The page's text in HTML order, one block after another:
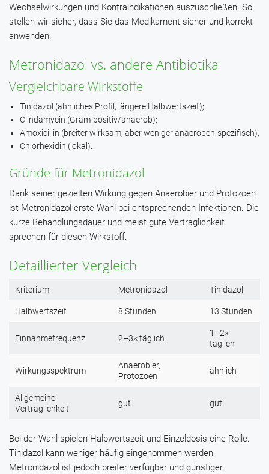
Wechselwirkungen und Kontraindikationen auszuschließen. So
stellen wir sicher, dass Sie das Medikament sicher und korrekt
anwenden.
Metronidazol vs. andere Antibiotika
Vergleichbare Wirkstoffe
Tinidazol (ähnliches Profil, längere Halbwertszeit);
Clindamycin (Gram-positiv/anaerob);
Amoxicillin (breiter wirksam, aber weniger anaeroben-spezifisch);
Chlorhexidin (lokal).
Gründe für Metronidazol
Dank seiner gezielten Wirkung gegen Anaerobier und Protozoen
ist Metronidazol erste Wahl bei entsprechenden Infektionen. Die
kurze Behandlungsdauer und meist gute Verträglichkeit
sprechen für diesen Wirkstoff.
Detaillierter Vergleich
Kriterium Metronidazol Tinidazol
Halbwertszeit 8 Stunden 13 Stunden
Einnahmefrequenz 2–3× täglich
1–2×
täglich
Wirkungsspektrum
Anaerobier,
Protozoen
ähnlich
Allgemeine
Verträglichkeit
gut gut
Bei der Wahl spielen Halbwertszeit und Einzeldosis eine Rolle.
Tinidazol kann weniger häufig eingenommen werden,
Metronidazol ist jedoch breiter verfügbar und günstiger.